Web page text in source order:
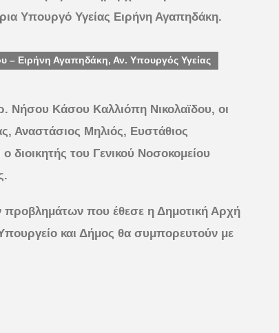
Υπουργό Υγείας Ειρήνη Αγαπηδάκη.
– Ειρήνη Αγαπηδάκη, Αν. Υπουργός Υγείας
Κάσου Καλλιόπη Νικολαϊδου, οι
Αναστάσιος Μηλιός, Ευστάθιος
διοικητής του Γενικού Νοσοκομείου
που έθεσε η Δημοτική Αρχή
και Δήμος θα συμπορευτούν με